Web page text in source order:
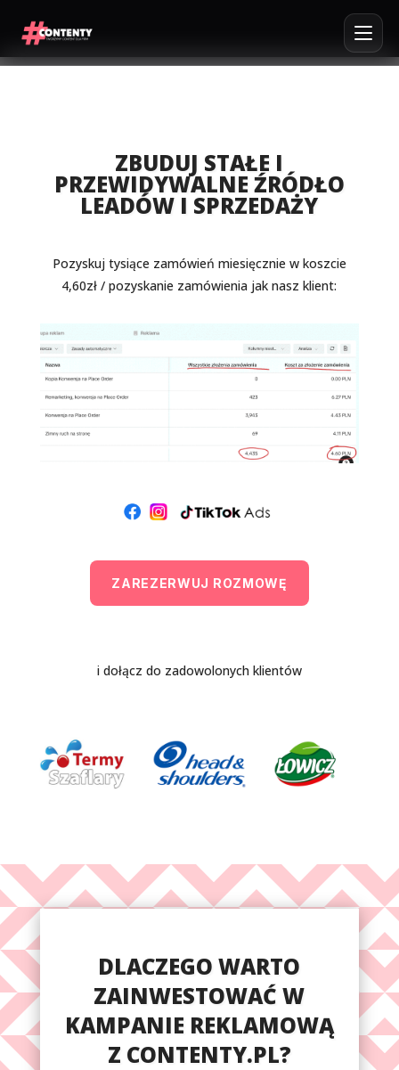
ZBUDUJ STAŁE I
PRZEWIDYWALNE ŹRÓDŁO
LEADÓW I SPRZEDAŻY
Pozyskuj tysiące zamówień miesięcznie w koszcie
4,60zł / pozyskanie zamówienia jak nasz klient:
ZAREZERWUJ ROZMOWĘ
i dołącz do zadowolonych klientów
DLACZEGO WARTO
ZAINWESTOWAĆ W
KAMPANIE REKLAMOWĄ
Z CONTENTY.PL?